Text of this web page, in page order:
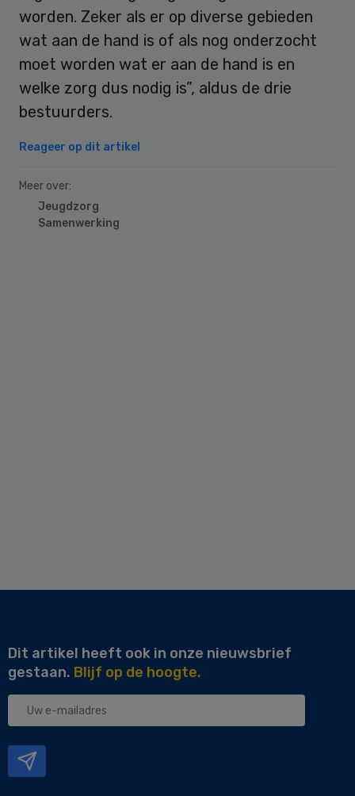
worden. Zeker als er op diverse gebieden
wat aan de hand is of als nog onderzocht
moet worden wat er aan de hand is en
welke zorg dus nodig is”, aldus de drie
bestuurders.
Reageer op dit artikel
Meer over:
Jeugdzorg
Samenwerking
Dit artikel heeft ook in onze nieuwsbrief
gestaan. Blijf op de hoogte.
Uw